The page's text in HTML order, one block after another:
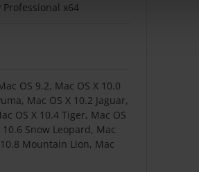
Professional x64
OS 9.2, Mac OS X 10.0
Mac OS X 10.2 Jaguar,
OS X 10.4 Tiger, Mac OS
Snow Leopard, Mac
Mountain Lion, Mac